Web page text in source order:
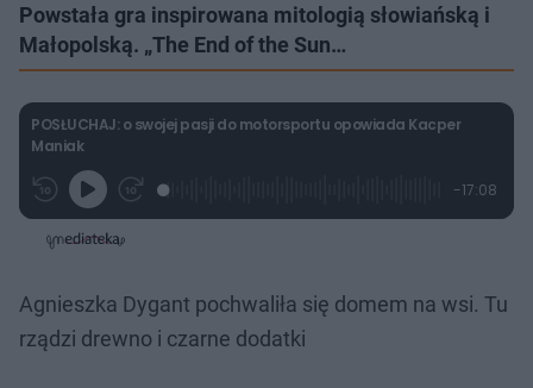
Powstała gra inspirowana mitologią słowiańską i
Małopolską. „The End of the Sun…
POSŁUCHAJ: o swojej pasji do motorsportu opowiada Kacper
Maniak
G
j
P
z
e
w
1
0
s
d
z
1
0
s
d
L
o
a
1
.
4
6
P
o
c
z
-17:08
Agnieszka Dygant pochwaliła się domem na wsi. Tu
rządzi drewno i czarne dodatki